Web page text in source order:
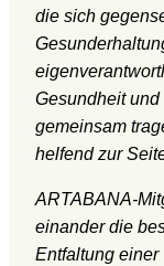
die sich
Gesundheit
gemeinsam
helfend zur
ARTABANA-
einander die
Entfaltung einer